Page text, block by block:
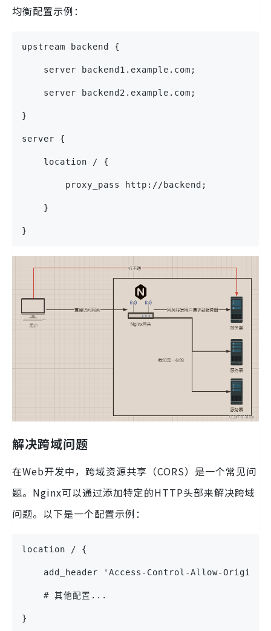
均衡配置示例：
upstream backend {
    server backend1.example.com;
    server backend2.example.com;
}
server {
    location / {
        proxy_pass http://backend;
    }
}
解决跨域问题
在Web开发中，跨域资源共享（CORS）是一个常见问
题。Nginx可以通过添加特定的HTTP头部来解决跨域
问题。以下是一个配置示例：
location / {
add_header 'Access-Control-Allow-Origin'
    # 其他配置...
}